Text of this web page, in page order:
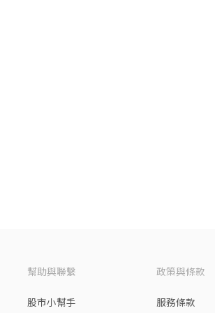
幫助與聯繫
股市小幫手
政策與條款
服務條款